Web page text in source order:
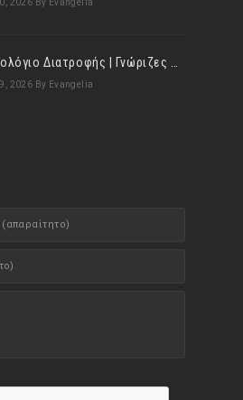
2026 By Evangelia
2026 By Evangelia